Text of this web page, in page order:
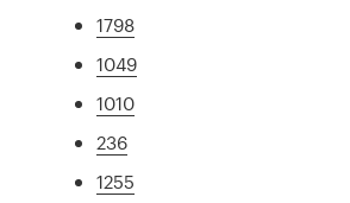
1798
1049
1010
236
1255